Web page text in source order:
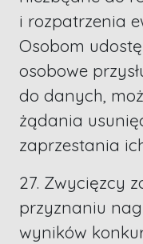
i rozpatrzenia
Osobom
osobowe
do danych,
żądania
zaprzestania
27. Zwycięzcy
przyznaniu
wyników